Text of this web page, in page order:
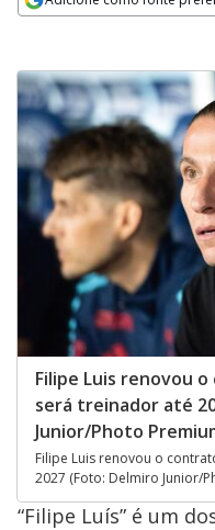
Filipe Luis renovou
será treinador até
Junior/Photo
Filipe Luis renovou o
2027 (Foto: Delmiro Junior/
“Filipe Luís” é um